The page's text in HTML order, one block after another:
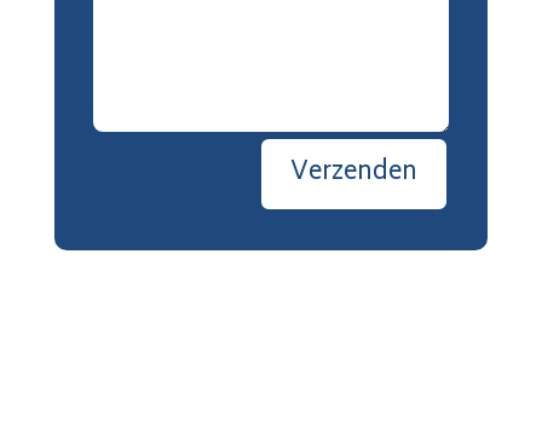
Verzenden